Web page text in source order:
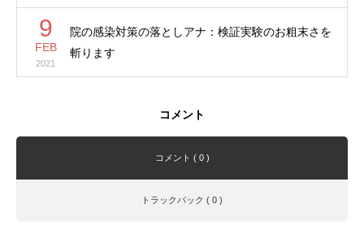
9
FEB
2021
院の感染対策の落としアナ：検証実験のお粗末さを
斬ります
コメント
コメント ( 0 )
トラックバック ( 0 )